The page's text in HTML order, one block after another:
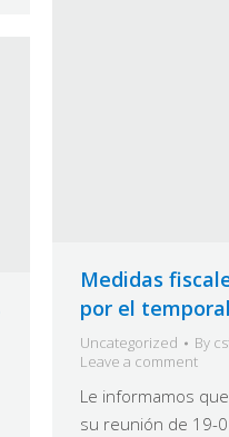
Medidas
por el
Uncategorized By
Leave a comment
Le informamos
su reunión de 19-